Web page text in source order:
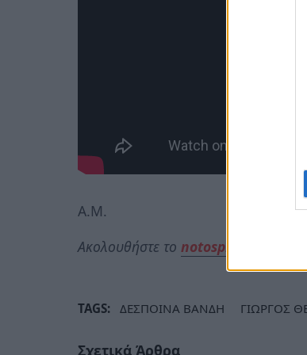
Α.Μ.
Ακολουθήστε το notospress.gr στο
TAGS: ΔΕΣΠΟΙΝΑ ΒΑΝΔΗ ΓΙΩΡΓΟΣ
Σχετικά Άρθρα